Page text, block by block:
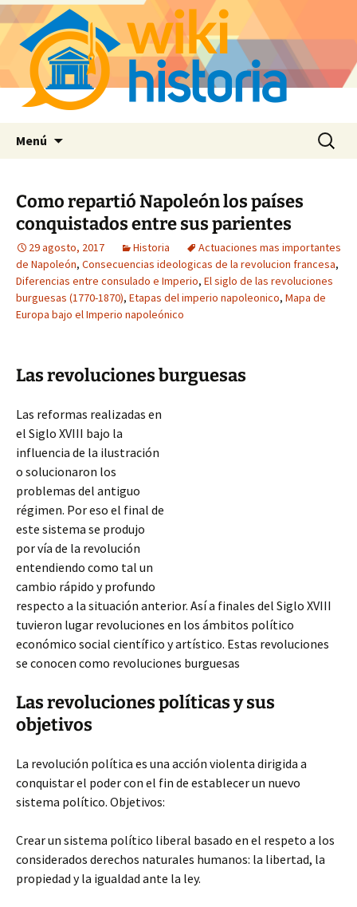
Menú Buscar:
Como repartió Napoleón los países
conquistados entre sus parientes
29 agosto, 2017 Historia
Actuaciones mas importantes
de Napoleón, Consecuencias ideologicas de la revolucion francesa,
Diferencias entre consulado e Imperio, El siglo de las revoluciones
burguesas (1770-1870), Etapas del imperio napoleonico, Mapa de
Europa bajo el Imperio napoleónico
Las revoluciones burguesas
Las reformas realizadas en
el Siglo XVIII bajo la
influencia de la ilustración
o solucionaron los
problemas del antiguo
régimen. Por eso el final de
este sistema se produjo
por vía de la revolución
entendiendo como tal un
cambio rápido y profundo
respecto a la situación anterior. Así a finales del Siglo XVIII
tuvieron lugar revoluciones en los ámbitos político
económico social científico y artístico. Estas revoluciones
se conocen como revoluciones burguesas
Lasrevoluciones políticas y sus
objetivos
La revolución política es una acción violenta dirigida a
conquistar el poder con el fin de establecer un nuevo
sistema político. Objetivos:
Crear un sistema político liberal basado en el respeto a los
considerados derechos naturales humanos: la libertad, la
propiedad y la igualdad ante la ley.